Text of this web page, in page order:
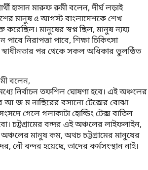
হাসান মারুফ রুমী বলেন, দীর্ঘ লড়াই
মানুষ ৫ আগস্ট বাংলাদেশকে শেখ
করেছিল। মানুষের স্বপ্ন ছিল, মানুষ ন্যয্য
নিরাপত্তা পাবে, শিক্ষা চিকিৎসা
স্বাধীনতার পর থেকে সকল অধিকার ভুলন্ঠিত
বলেন,
নির্বাচন তফশিল ঘোষণা হবে। এই অঞ্চলের
আ জ ম নাছিরের বসানো টেক্সের বোঝা
গেলে গলাকাটা হোল্ডিং টেক্স বাতিল
চট্টগ্রামের বন্দর এই অঞ্চলের লাইফলাইন,
অঞ্চলের মানুষ কম, অথচ চট্টগ্রামের মানুষের
নৌ বন্দর হয়েছে, তাদের কর্মসংস্থান নাই।